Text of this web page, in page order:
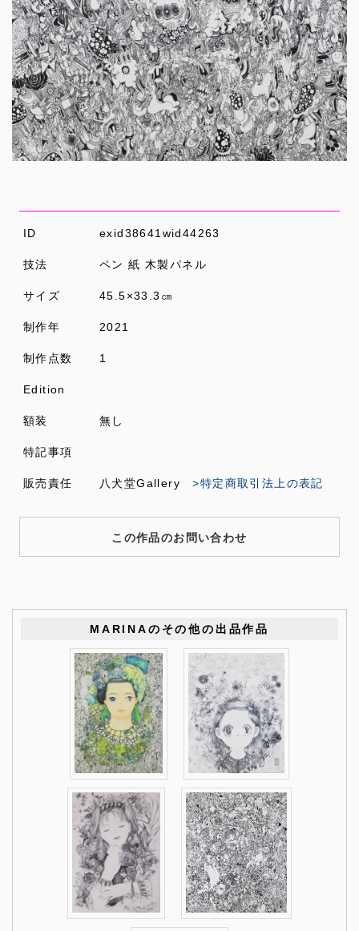
ID exid38641wid44263
技法 ペン 紙 木製パネル
サイズ 45.5×33.3㎝
制作年 2021
制作点数 1
Edition
額装 無し
特記事項
販売責任 八犬堂Gallery>特定商取引法上の表記
この作品のお問い合わせ
MARINAのその他の出品作品